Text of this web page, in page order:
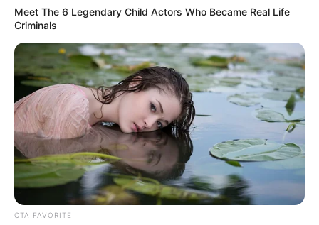
ΚΟΙΝΩΝΙΚΑ ΔΙΚΤΥΑ
FACEBOOK ΑΡΈΣΕΙ
YOUTUBE ΕΓΓΡΑΦΕΊΤΕ
EMAIL ΑΚΟΛΟΥΘΉΣΤΕ
Meet The 6 Legendary Child Actors Who Became Real Life
Criminals
CTA FAVORITE